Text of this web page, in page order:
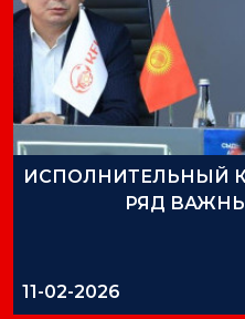
ИСПОЛНИТЕЛЬНЫЙ
РЯД
11-02-2026